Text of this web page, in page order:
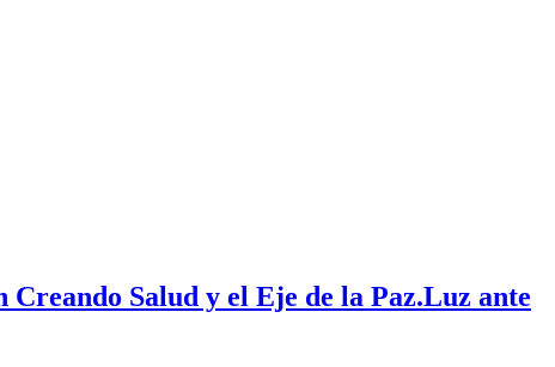
Salud y el Eje de la Paz.Luz ante